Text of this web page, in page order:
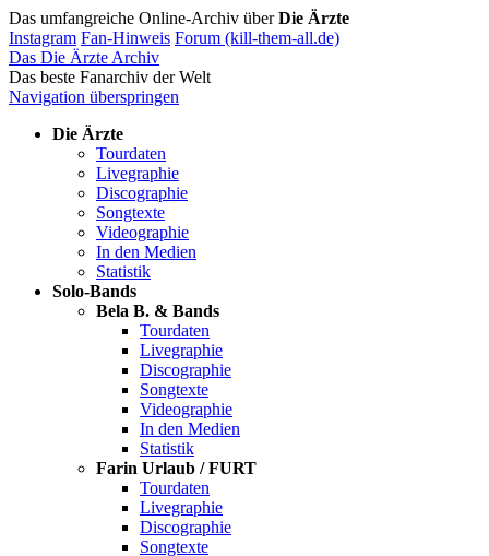
Das umfangreiche Online-Archiv überDie Ärzte
Instagram Fan-Hinweis Forum (kill-them-all.de)
Das Die Ärzte Archiv
Das beste Fanarchiv der Welt
Navigation überspringen
Die Ärzte
Tourdaten
Livegraphie
Discographie
Songtexte
Videographie
In den Medien
Statistik
Solo-Bands
Bela B. & Bands
Tourdaten
Livegraphie
Discographie
Songtexte
Videographie
In den Medien
Statistik
Farin Urlaub / FURT
Tourdaten
Livegraphie
Discographie
Songtexte